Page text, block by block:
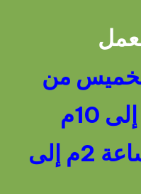
من
- الجمعة من الساعة 2م إلى